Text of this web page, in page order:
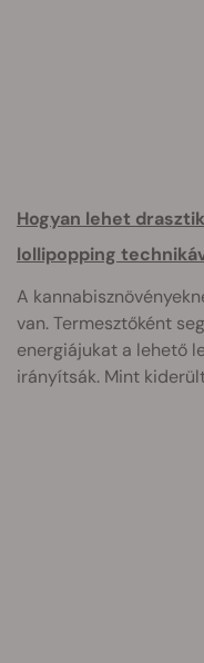
Hogyan lehet
lollipopping
A
van. Termesztőként
energiájukat a lehető
irányítsák. Mint